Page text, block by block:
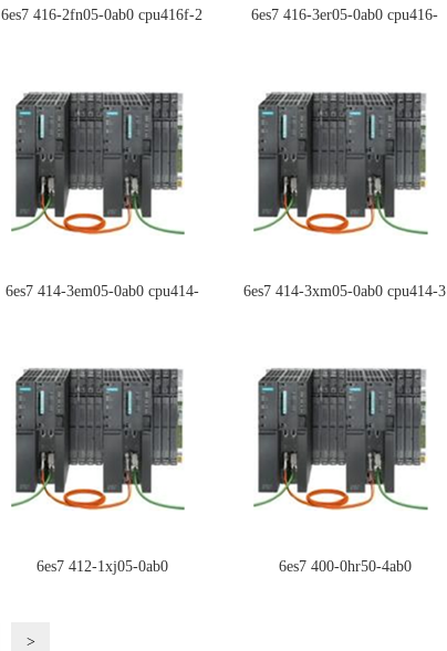
6es7 416-2fn05-0ab0 cpu416f-2 6es7 416-3er05-0ab0 cpu416-
6es7 414-3em05-0ab0 cpu414- 6es7 414-3xm05-0ab0 cpu414-3
6es7 412-1xj05-0ab0 6es7 400-0hr50-4ab0
>